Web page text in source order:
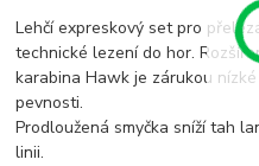
Lehčí expreskový set pro
technické lezení do hor.
karabina Hawk je zárukou
pevnosti.
Prodloužená smyčka sníží tah
linii.